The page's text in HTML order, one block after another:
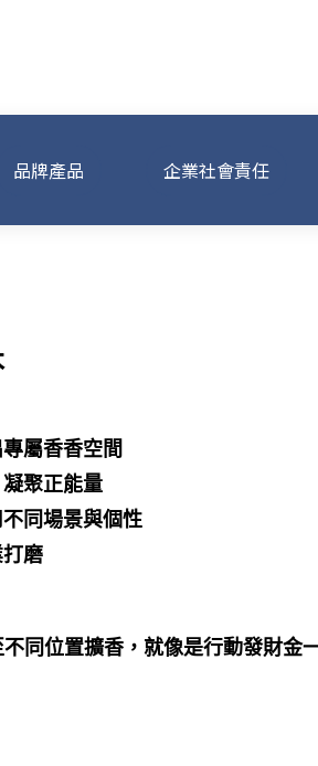
品牌產品 企業社會責任
屬香香空間
聚正能量
同場景與個性
磨
同位置擴香，就像是行動發財金